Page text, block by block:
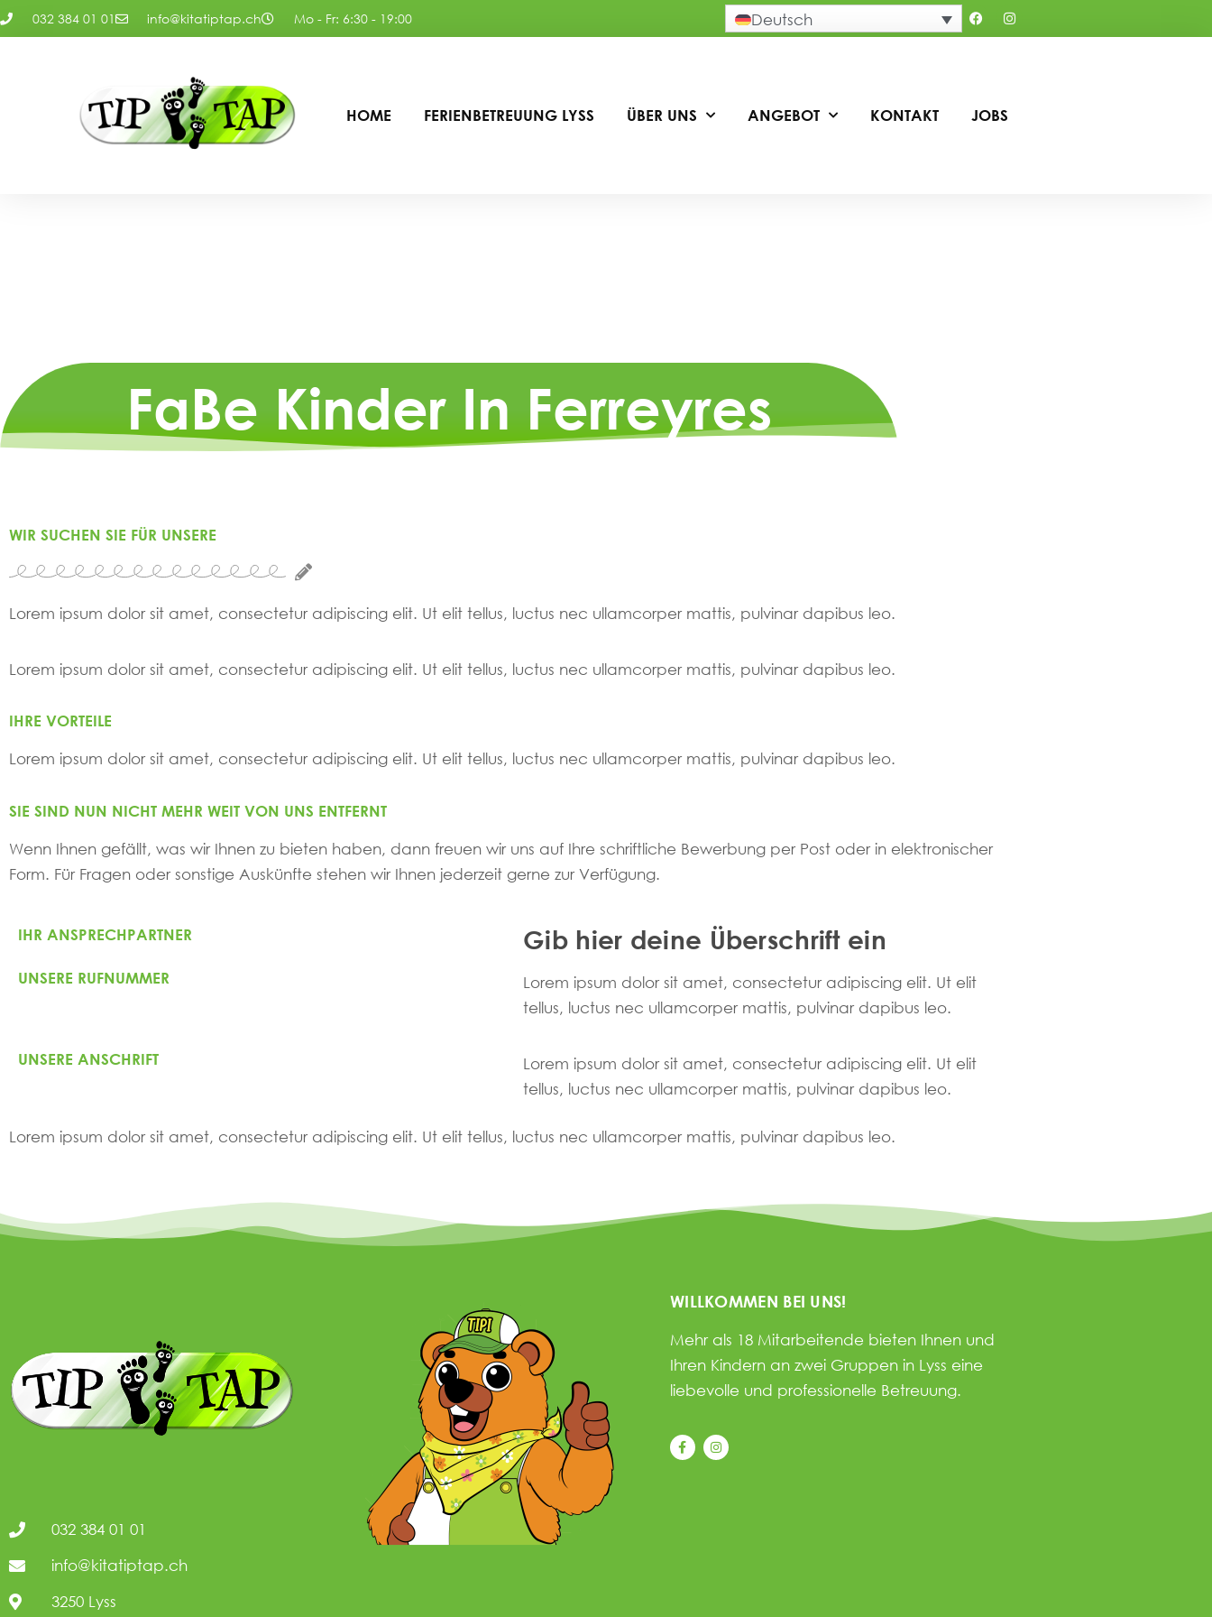
032 384 01 01 info@kitatiptap.ch Mo - Fr: 6:30 - 19:00 Deutsch
HOME FERIENBETREUUNG LYSS ÜBER UNS ANGEBOT KONTAKT JOBS
FaBe Kinder In Ferreyres
WIR SUCHEN SIE FÜR UNSERE
Lorem ipsum dolor sit amet, consectetur adipiscing elit. Ut elit tellus, luctus nec ullamcorper mattis, pulvinar dapibus leo.
Lorem ipsum dolor sit amet, consectetur adipiscing elit. Ut elit tellus, luctus nec ullamcorper mattis, pulvinar dapibus leo.
IHRE VORTEILE
Lorem ipsum dolor sit amet, consectetur adipiscing elit. Ut elit tellus, luctus nec ullamcorper mattis, pulvinar dapibus leo.
SIE SIND NUN NICHT MEHR WEIT VON UNS ENTFERNT
Wenn Ihnen gefällt, was wir Ihnen zu bieten haben, dann freuen wir uns auf Ihre schriftliche Bewerbung per Post oder in elektronischer
Form. Für Fragen oder sonstige Auskünfte stehen wir Ihnen jederzeit gerne zur Verfügung.
IHR ANSPRECHPARTNER Gib hier deine Überschrift ein
UNSERE RUFNUMMER
Lorem ipsum dolor sit amet, consectetur adipiscing elit. Ut elit
tellus, luctus nec ullamcorper mattis, pulvinar dapibus leo.
UNSERE ANSCHRIFT
Lorem ipsum dolor sit amet, consectetur adipiscing elit. Ut elit
tellus, luctus nec ullamcorper mattis, pulvinar dapibus leo.
Lorem ipsum dolor sit amet, consectetur adipiscing elit. Ut elit tellus, luctus nec ullamcorper mattis, pulvinar dapibus leo.
032 384 01 01
info@kitatiptap.ch
3250 Lyss
WILLKOMMEN BEI UNS!
Mehr als 18 Mitarbeitende bieten Ihnen und
Ihren Kindern an zwei Gruppen in Lyss eine
liebevolle und professionelle Betreuung.